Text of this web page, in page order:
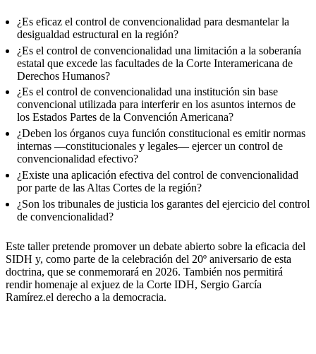
¿Es eficaz el control de convencionalidad para desmantelar la
desigualdad estructural en la región?
¿Es el control de convencionalidad una limitación a la soberanía
estatal que excede las facultades de la Corte Interamericana de
Derechos Humanos?
¿Es el control de convencionalidad una institución sin base
convencional utilizada para interferir en los asuntos internos de
los Estados Partes de la Convención Americana?
¿Deben los órganos cuya función constitucional es emitir normas
internas —constitucionales y legales— ejercer un control de
convencionalidad efectivo?
¿Existe una aplicación efectiva del control de convencionalidad
por parte de las Altas Cortes de la región?
¿Son los tribunales de justicia los garantes del ejercicio del control
de convencionalidad?
Este taller pretende promover un debate abierto sobre la eficacia del
SIDH y, como parte de la celebración del 20º aniversario de esta
doctrina, que se conmemorará en 2026. También nos permitirá
rendir homenaje al exjuez de la Corte IDH, Sergio García
Ramírez.el derecho a la democracia.